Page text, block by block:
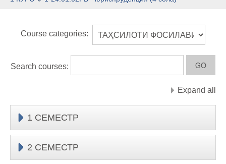
Course categories:
Search courses:
Expand all
1 СЕМЕСТР
2 СЕМЕСТР